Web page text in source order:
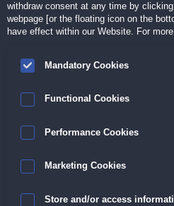
Bilder
und Lupe
Legends of Mystery
anzeigen
Super Spiel
Anonym am 20.08.2021 um 20:58
withdraw consent at any time by
webpage [or the floating icon on the
have effect within our Website. For
Mandatory Cookies
Functional Cookies
Performance Cookies
Marketing Cookies
Store and/or access